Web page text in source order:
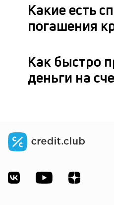
Какие есть
погашения
Как быстро
деньги на